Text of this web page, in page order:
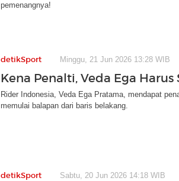
pemenangnya!
detikSport Minggu, 21 Jun 2026 13:28 WIB
Kena Penalti, Veda Ega
Rider Indonesia, Veda Ega Pratama, mendapat
memulai balapan dari baris belakang.
detikSport Sabtu, 20 Jun 2026 14:18 WIB